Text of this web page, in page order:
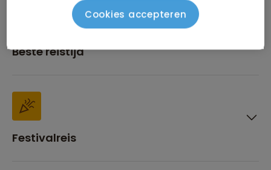
Beste reistijd
Festivalreis
Cookies accepteren